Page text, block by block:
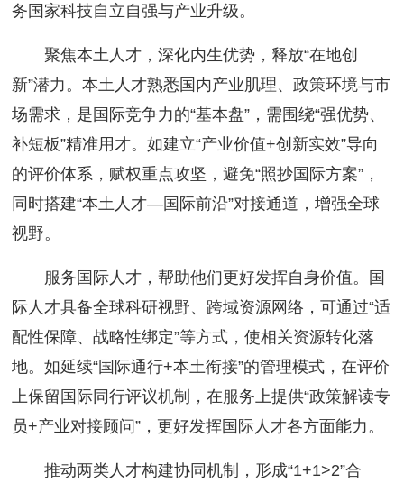
务国家科技自立自强与产业升级。
聚焦本土人才，深化内生优势，释放“在地创
新”潜力。本土人才熟悉国内产业肌理、政策环境与市
场需求，是国际竞争力的“基本盘”，需围绕“强优势、
补短板”精准用才。如建立“产业价值+创新实效”导向
的评价体系，赋权重点攻坚，避免“照抄国际方案”，
同时搭建“本土人才—国际前沿”对接通道，增强全球
视野。
服务国际人才，帮助他们更好发挥自身价值。国
际人才具备全球科研视野、跨域资源网络，可通过“适
配性保障、战略性绑定”等方式，使相关资源转化落
地。如延续“国际通行+本土衔接”的管理模式，在评价
上保留国际同行评议机制，在服务上提供“政策解读专
员+产业对接顾问”，更好发挥国际人才各方面能力。
推动两类人才构建协同机制，形成“1+1>2”合